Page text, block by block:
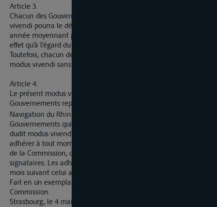
Article 3.
Chacun des Gouvernements signataires du présent modus
vivendi pourra le dénoncer au premier janvier de chaque
année moyennant préavis de six mois. La dénonciation n’aura
effet qu’à l’égard du Gouvernement qui y aura procédé.
Toutefois, chacun des Gouvernements pourra dénoncer ce
modus vivendi sans préavis au plus tard le 15 novembre 1936.
Article 4.
Le présent modus vivendi est ouvert à la signature des
Gouvernements représentés à la Commission Centrale pour la
Navigation du Rhin jusqu’au 1
Gouvernements qui n’auraient pas procédé à la signature
dudit modus vivendi à cette date pourront ultérieurement y
adhérer à tout moment par simple notification au Secrétariat
de la Commission, qui en informera les Gouvernements
signataires. Les adhésions sortiront effet le premier jour du
mois suivant celui au cours duquel elles auront été données.
Fait en un exemplaire qui restera déposé au Secrétariat de la
Commission.
Strasbourg, le 4 mai 1936